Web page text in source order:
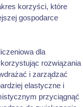
korzyści, które
gospodarce
dla
rozwiązania
i zarządzać
elastyczne i
przyciągnąć